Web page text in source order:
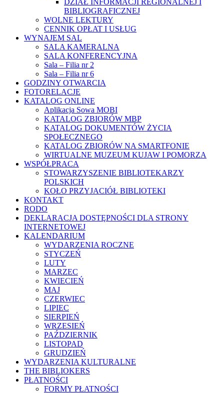
DZIAŁ INFORMACJI REGIONALNEJ I
BIBLIOGRAFICZNEJ
WOLNE LEKTURY
CENNIK OPŁAT I USŁUG
WYNAJEM SAL
SALA KAMERALNA
SALA KONFERENCYJNA
Sala – Filia nr 2
Sala – Filia nr 6
GODZINY OTWARCIA
FOTORELACJE
KATALOG ONLINE
Aplikacja Sowa MOBI
KATALOG ZBIORÓW MBP
KATALOG DOKUMENTÓW ŻYCIA
SPOŁECZNEGO
KATALOG ZBIORÓW NA SMARTFONIE
WIRTUALNE MUZEUM KUJAW I POMORZA
WSPÓŁPRACA
STOWARZYSZENIE BIBLIOTEKARZY
POLSKICH
KOŁO PRZYJACIÓŁ BIBLIOTEKI
KONTAKT
RODO
DEKLARACJA DOSTĘPNOŚCI DLA STRONY
INTERNETOWEJ
KALENDARIUM
WYDARZENIA ROCZNE
STYCZEŃ
LUTY
MARZEC
KWIECIEŃ
MAJ
CZERWIEC
LIPIEC
SIERPIEŃ
WRZESIEŃ
PAŹDZIERNIK
LISTOPAD
GRUDZIEŃ
WYDARZENIA KULTURALNE
THE BIBLIOKERS
PŁATNOŚCI
FORMY PŁATNOŚCI